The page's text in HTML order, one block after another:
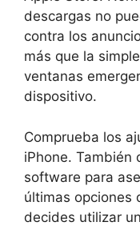
descargas no
contra los
más que la
ventanas
dispositivo.
Comprueba los
iPhone. También
software para
últimas opciones
decides utilizar